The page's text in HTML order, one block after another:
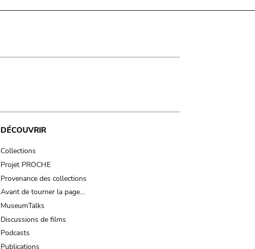
DÉCOUVRIR
Collections
Projet PROCHE
Provenance des collections
Avant de tourner la page…
MuseumTalks
Discussions de films
Podcasts
Publications